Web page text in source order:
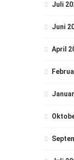
Juli
Juni
April